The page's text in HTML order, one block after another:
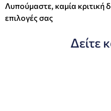
Λυπούμαστε, καμία κριτική
επιλογές σας
Δείτε